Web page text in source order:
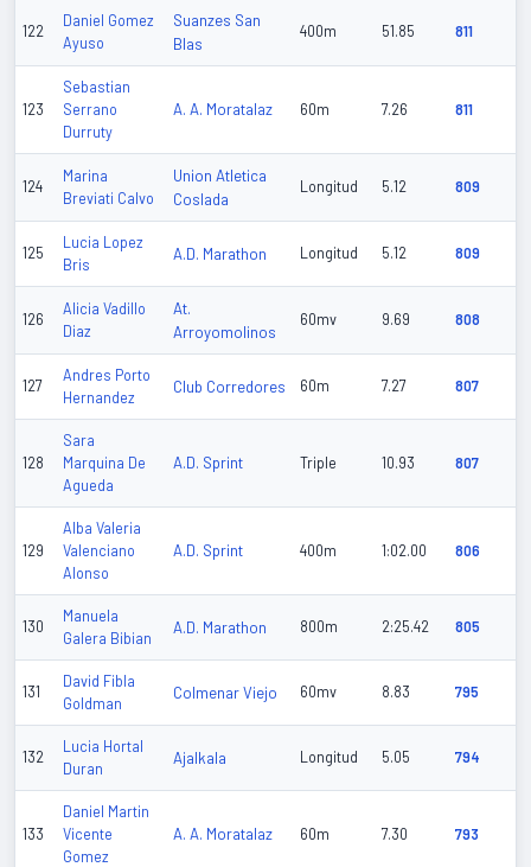
122
Daniel Gomez
Ayuso
Suanzes San
Blas
400m 51.85 811
123
Sebastian
Serrano
Durruty
A. A. Moratalaz 60m 7.26 811
124
Marina
Breviati Calvo
Union Atletica
Coslada
Longitud 5.12 809
125
Lucia Lopez
Bris
A.D. Marathon Longitud 5.12 809
126
Alicia Vadillo
Diaz
At.
Arroyomolinos
60mv 9.69 808
127
Andres Porto
Hernandez
Club Corredores 60m 7.27 807
128
Sara
Marquina De
Agueda
A.D. Sprint Triple 10.93 807
129
Alba Valeria
Valenciano
Alonso
A.D. Sprint 400m 1:02.00 806
130
Manuela
Galera Bibian
A.D. Marathon 800m 2:25.42 805
131
David Fibla
Goldman
Colmenar Viejo 60mv 8.83 795
132
Lucia Hortal
Duran
Ajalkala Longitud 5.05 794
133
Daniel Martin
Vicente
Gomez
A. A. Moratalaz 60m 7.30 793